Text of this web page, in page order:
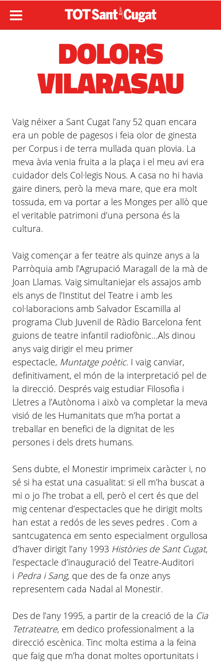
DOLORS
VILARASAU
Vaig néixer a Sant Cugat l’any 52 quan encara
era un poble de pagesos i feia olor de ginesta
per Corpus i de terra mullada quan plovia. La
meva àvia venia fruita a la plaça i el meu avi era
cuidador dels Col·legis Nous. A casa no hi havia
gaire diners, però la meva mare, que era molt
tossuda, em va portar a les Monges per allò que
el veritable patrimoni d’una persona és la
cultura.
Vaig començar a fer teatre als quinze anys a la
Parròquia amb l’Agrupació Maragall de la mà de
Joan Llamas. Vaig simultaniejar els assajos amb
els anys de l’Institut del Teatre i amb les
col·laboracions amb Salvador Escamilla al
programa Club Juvenil de Ràdio Barcelona fent
guions de teatre infantil radiofònic…Als dinou
anys vaig dirigir el meu primer
espectacle, Muntatge poètic. I vaig canviar,
definitivament, el món de la interpretació pel de
la direcció. Després vaig estudiar Filosofia i
Lletres a l’Autònoma i això va completar la meva
visió de les Humanitats que m’ha portat a
treballar en benefici de la dignitat de les
persones i dels drets humans.
Sens dubte, el Monestir imprimeix caràcter i, no
sé si ha estat una casualitat: si ell m’ha buscat a
mi o jo l’he trobat a ell, però el cert és que del
mig centenar d’espectacles que he dirigit molts
han estat a redós de les seves pedres . Com a
santcugatenca em sento especialment orgullosa
d’haver dirigit l’any 1993 Històries de Sant Cugat,
l’espectacle d’inauguració del Teatre-Auditori
i Pedra i Sang, que des de fa onze anys
representem cada Nadal al Monestir.
Des de l’any 1995, a partir de la creació de la Cia
Tetrateatre, em dedico professionalment a la
direcció escènica. Tinc molta estima a la feina
que faig que m’ha donat moltes oportunitats i